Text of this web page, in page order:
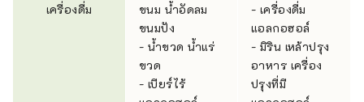
เครื่องดื่ม
ขนม น้ำอัดลม
ขนมปัง
- น้ำขวด น้ำแร่
ขวด
- เบียร์ไร้
- เครื่องดื่ม
แอลกอฮอล์
- มิริน เหล้าปรุง
อาหาร เครื่อง
ปรุงที่มี